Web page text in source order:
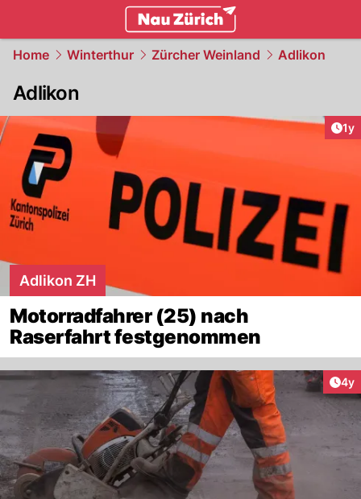
Home Winterthur Zürcher Weinland Adlikon
Adlikon
1y
Adlikon ZH
Motorradfahrer (25) nach
Raserfahrt festgenommen
4y